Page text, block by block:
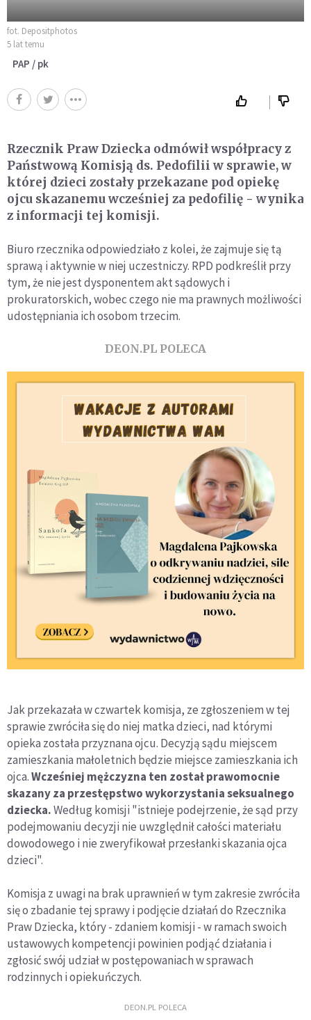
fot. Depositphotos
5 lat temu
PAP / pk
Rzecznik Praw Dziecka odmówił współpracy z
Państwową Komisją ds. Pedofilii w sprawie, w
której dzieci zostały przekazane pod opiekę
ojcu skazanemu wcześniej za pedofilię - wynika
z informacji tej komisji.
Biuro rzecznika odpowiedziało z kolei, że zajmuje się tą
sprawą i aktywnie w niej uczestniczy. RPD podkreślił przy
tym, że nie jest dysponentem akt sądowych i
prokuratorskich, wobec czego nie ma prawnych możliwości
udostępniania ich osobom trzecim.
DEON.PL POLECA
Jak przekazała w czwartek komisja, ze zgłoszeniem w tej
sprawie zwróciła się do niej matka dzieci, nad którymi
opieka została przyznana ojcu. Decyzją sądu miejscem
zamieszkania małoletnich będzie miejsce zamieszkania ich
ojca.Wcześniej mężczyzna ten został prawomocnie
skazany za przestępstwo wykorzystania seksualnego
dziecka.Według komisji "istnieje podejrzenie, że sąd przy
podejmowaniu decyzji nie uwzględnił całości materiału
dowodowego i nie zweryfikował przesłanki skazania ojca
dzieci".
Komisja z uwagi na brak uprawnień w tym zakresie zwróciła
się o zbadanie tej sprawy i podjęcie działań do Rzecznika
Praw Dziecka, który - zdaniem komisji - w ramach swoich
ustawowych kompetencji powinien podjąć działania i
zgłosić swój udział w postępowaniach w sprawach
rodzinnych i opiekuńczych.
DEON.PL POLECA